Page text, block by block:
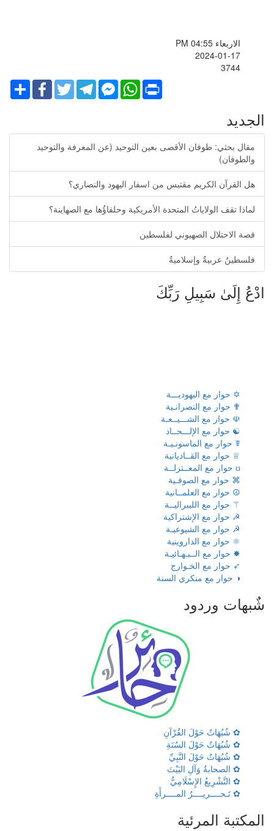
الاربعاء PM 04:55
2024-01-17
3744
ShareFacebookTwitter
TelegramFacebook
Messenger
WhatsApp Print
الجديد
مقال بحثي: طوفان الأقصى بعين التوحيد (عن المعرفة والتوحيد
والطوفان)
هل القرآن الكريم مقتبس من اسفار اليهود والنصاري؟
لماذا تقف الولاياتُ المتحدة الأمريكية وحلفاؤُها مع الصهاينة؟
قصة الاحتلال الصهيوني لفلسطين
فلسطينُ عربيةٌ وإسلاميةٌ
ادْعُ إِلَىٰ سَبِيلِ رَبِّكَ
✡ حوار مع اليهوديـــة
✟ حوار مع النصرانـية
☫ حوار مع الشـــيــعـة
☯ حوار مع الإلـــحــاد
☤ حوار مع الماسونـيـة
♕ حوار مع القــاديانية
ʊ حوار مع المعــتزلــة
⌘ حوار مع الصوفـية
☮ حوار مع العلمــانية
⚚ حوار مع الليبراليــة
☭ حوار مع الإشتراكية
☭ حوار مع الشيوعيـة
⚛ حوار مع الداروينية
✸ حوار مع الــبـهـائيـة
➶ حوار مع الخـوارج
◑ حوار مع منكري السنة
شٌبهات وردود
✿ شُبُهَاتٌ حَوْلَ القُرْآنِ
✿ شُبُهَاتٌ حَوْلَ السُنَةِ
✿ شُبُهَاتٌ حَوْلَ النَّبِيِّ
✿ الصحابةُ وَآلِ البَيْتَ
✿ التَّشْرِيعُ الإِسْلَامِيُّ
✿ تَـحــــريــــرُ المــــرأَةِ
المكتبة المرئية